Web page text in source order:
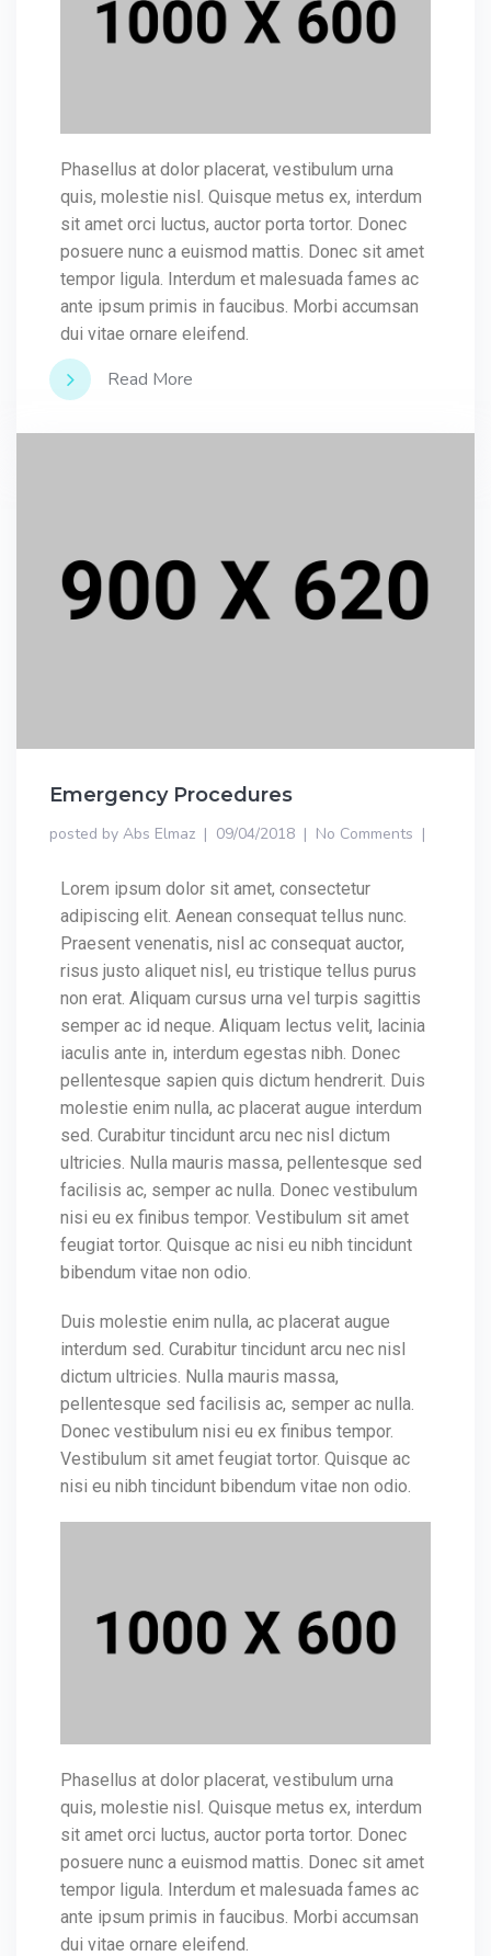
Phasellus at dolor placerat, vestibulum urna
quis, molestie nisl. Quisque metus ex, interdum
sit amet orci luctus, auctor porta tortor. Donec
posuere nunc a euismod mattis. Donec sit amet
tempor ligula. Interdum et malesuada fames ac
ante ipsum primis in faucibus. Morbi accumsan
dui vitae ornare eleifend.
Read More
Emergency Procedures
posted by Abs Elmaz 09/04/2018 No Comments
Lorem ipsum dolor sit amet, consectetur
adipiscing elit. Aenean consequat tellus nunc.
Praesent venenatis, nisl ac consequat auctor,
risus justo aliquet nisl, eu tristique tellus purus
non erat. Aliquam cursus urna vel turpis sagittis
semper ac id neque. Aliquam lectus velit, lacinia
iaculis ante in, interdum egestas nibh. Donec
pellentesque sapien quis dictum hendrerit. Duis
molestie enim nulla, ac placerat augue interdum
sed. Curabitur tincidunt arcu nec nisl dictum
ultricies. Nulla mauris massa, pellentesque sed
facilisis ac, semper ac nulla. Donec vestibulum
nisi eu ex finibus tempor. Vestibulum sit amet
feugiat tortor. Quisque ac nisi eu nibh tincidunt
bibendum vitae non odio.
Duis molestie enim nulla, ac placerat augue
interdum sed. Curabitur tincidunt arcu nec nisl
dictum ultricies. Nulla mauris massa,
pellentesque sed facilisis ac, semper ac nulla.
Donec vestibulum nisi eu ex finibus tempor.
Vestibulum sit amet feugiat tortor. Quisque ac
nisi eu nibh tincidunt bibendum vitae non odio.
Phasellus at dolor placerat, vestibulum urna
quis, molestie nisl. Quisque metus ex, interdum
sit amet orci luctus, auctor porta tortor. Donec
posuere nunc a euismod mattis. Donec sit amet
tempor ligula. Interdum et malesuada fames ac
ante ipsum primis in faucibus. Morbi accumsan
dui vitae ornare eleifend.